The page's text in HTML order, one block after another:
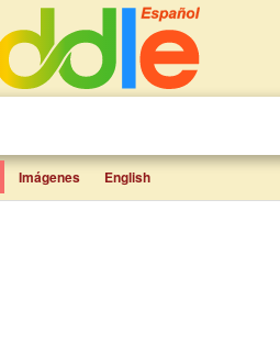
Imágenes English